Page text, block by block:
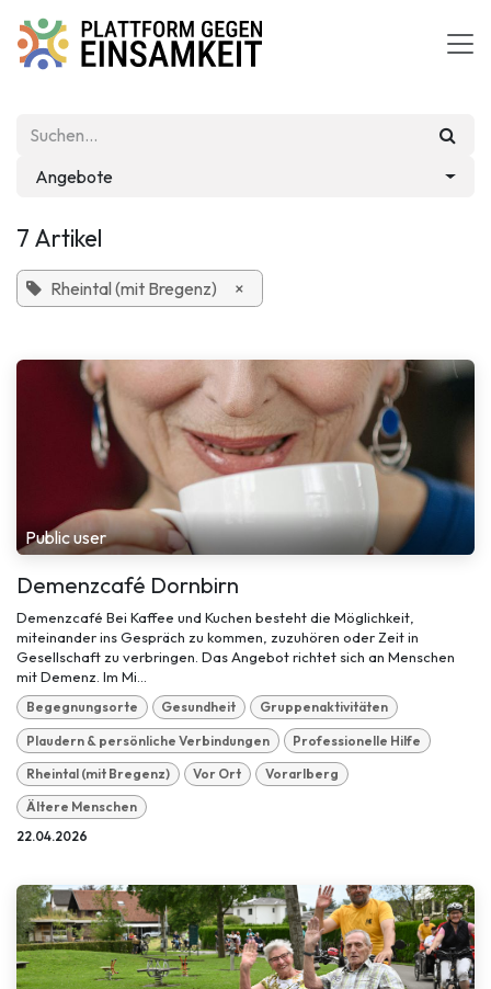
Zum Inhalt springen
Angebote
7 Artikel
Rheintal (mit Bregenz) ×
Public user
Demenzcafé Dornbirn
Demenzcafé Bei Kaffee und Kuchen besteht die Möglichkeit,
miteinander ins Gespräch zu kommen, zuzuhören oder Zeit in
Gesellschaft zu verbringen. Das Angebot richtet sich an Menschen
mit Demenz. Im Mi...
Begegnungsorte Gesundheit Gruppenaktivitäten
Plaudern & persönliche Verbindungen Professionelle Hilfe
Rheintal (mit Bregenz) Vor Ort Vorarlberg
Ältere Menschen
22.04.2026